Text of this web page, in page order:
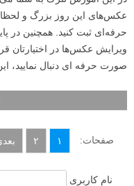
عکس‌های این روز بزرگ و
حرفه‌ای ثبت کنید. همچنین در
ویرایش عکس‌ها در اختیارتان
صورت حرفه ای دنبال نمایید،
صفحات: ۱ ۲
نام کاربری